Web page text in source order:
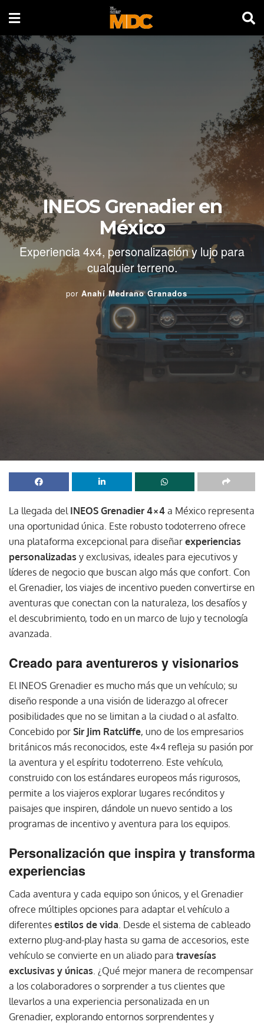
INEOS Grenadier en
México
Experiencia 4x4, personalización y lujo para
cualquier terreno.
por Anahí Medrano Granados
La llegada del INEOS Grenadier 4×4 a México representa
una oportunidad única. Este robusto todoterreno ofrece
una plataforma excepcional para diseñar experiencias
personalizadas y exclusivas, ideales para ejecutivos y
líderes de negocio que buscan algo más que confort. Con
el Grenadier, los viajes de incentivo pueden convertirse en
aventuras que conectan con la naturaleza, los desafíos y
el descubrimiento, todo en un marco de lujo y tecnología
avanzada.
Creado para aventureros y visionarios
El INEOS Grenadier es mucho más que un vehículo; su
diseño responde a una visión de liderazgo al ofrecer
posibilidades que no se limitan a la ciudad o al asfalto.
Concebido por Sir Jim Ratcliffe, uno de los empresarios
británicos más reconocidos, este 4×4 refleja su pasión por
la aventura y el espíritu todoterreno. Este vehículo,
construido con los estándares europeos más rigurosos,
permite a los viajeros explorar lugares recónditos y
paisajes que inspiren, dándole un nuevo sentido a los
programas de incentivo y aventura para los equipos.
Personalización que inspira y transforma
experiencias
Cada aventura y cada equipo son únicos, y el Grenadier
ofrece múltiples opciones para adaptar el vehículo a
diferentes estilos de vida . Desde el sistema de cableado
externo plug-and-play hasta su gama de accesorios, este
vehículo se convierte en un aliado para travesías
exclusivas y únicas . ¿Qué mejor manera de recompensar
a los colaboradores o sorprender a tus clientes que
llevarlos a una experiencia personalizada en un
Grenadier, explorando entornos sorprendentes y